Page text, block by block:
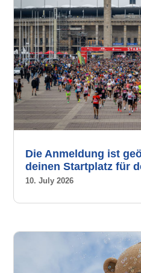
Die Anmeldung ist
deinen Startplatz für
10. July 2026